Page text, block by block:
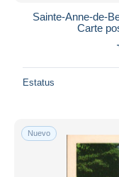
Sainte-Anne-de-
Carte
Estatus
Nuevo